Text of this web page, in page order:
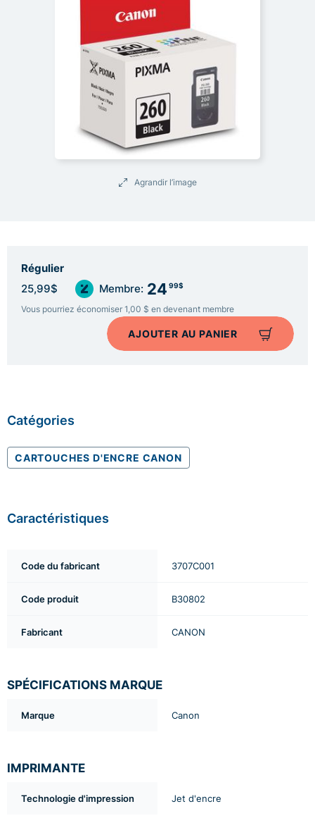
Agrandir l’image
Régulier
25,99$ Membre: 24 99$
Vous pourriez économiser 1,00 $ en devenant membre
AJOUTER AU PANIER
Catégories
CARTOUCHES D'ENCRE CANON
Caractéristiques
Code du fabricant 3707C001
Code produit B30802
Fabricant CANON
SPÉCIFICATIONS MARQUE
Marque Canon
IMPRIMANTE
Technologie d'impression Jet d'encre